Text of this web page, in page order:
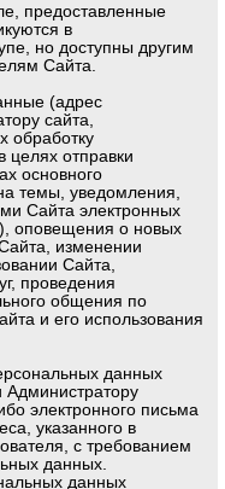
предоставленные
в
но доступны другим
Сайта.
(адрес
сайта,
обработку
целях отправки
основного
темы, уведомления,
Сайта электронных
оповещения о новых
изменении
Сайта,
проведения
общения по
и его использования
данных
Администратору
электронного письма
указанного в
с требованием
данных.
данных